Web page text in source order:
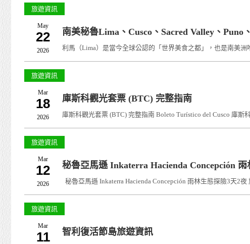
旅遊資訊
May
22
2026
南美秘魯Lima、Cusco、Sacred Valley、Puno
利馬（Lima）是當今全球公認的「世界美食之都」，也是南美
旅遊資訊
Mar
18
2026
庫斯科觀光套票 (BTC) 完整指南
庫斯科觀光套票 (BTC) 完整指南 Boleto Turístico del Cusco 庫
旅遊資訊
Mar
12
2026
秘魯亞馬遜 Inkaterra Hacienda Concepción
秘魯亞馬遜 Inkaterra Hacienda Concepción 雨林生態探險3天2夜
旅遊資訊
Mar
11 智利復活節島旅遊資訊